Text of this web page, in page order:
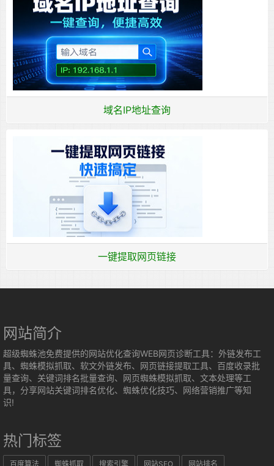
域名IP地址查询
一键提取网页链接
网站简介
超级蜘蛛池免费提供的网站优化查询WEB网页诊断工具：外链发布工
具、蜘蛛模拟抓取、软文外链发布、网页链接提取工具、百度收录批
量查询、关键词排名批量查询、网页蜘蛛模拟抓取、文本处理等工
具，分享网站关键词排名优化、蜘蛛优化技巧、网络营销推广等知
识!
热门标签
百度算法 蜘蛛抓取 搜索引擎 网站SEO 网站排名